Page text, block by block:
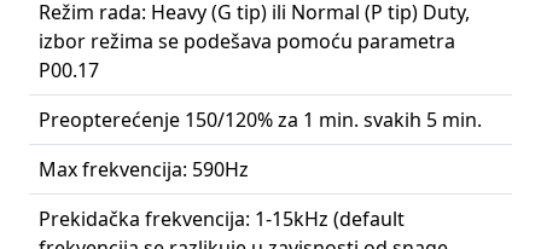
Režim rada: Heavy (G tip) ili Normal (P tip) Duty,
izbor režima se podešava pomoću parametra
P00.17
Preopterećenje 150/120% za 1 min. svakih 5 min.
Max frekvencija: 590Hz
Prekidačka frekvencija: 1-15kHz (default